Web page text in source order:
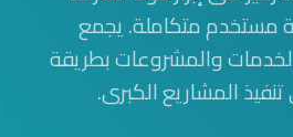
مستخدم متكاملة. يجمع
والمشروعات بطريقة